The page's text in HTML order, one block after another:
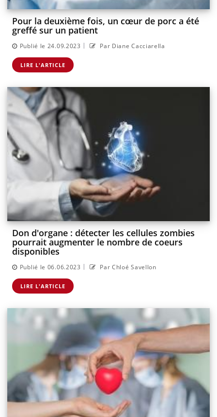
Pour la deuxième fois, un cœur de porc a été
greffé sur un patient
Publié le 24.09.2023 | Par Diane Cacciarella
LIRE L'ARTICLE
Don d'organe : détecter les cellules zombies
pourrait augmenter le nombre de coeurs
disponibles
Publié le 06.06.2023 | Par Chloé Savellon
LIRE L'ARTICLE